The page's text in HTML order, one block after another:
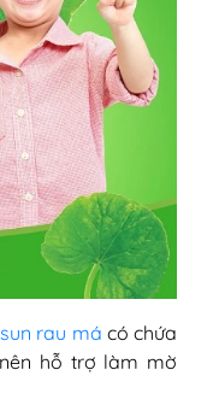
rau má có chứa
hỗ trợ làm mờ